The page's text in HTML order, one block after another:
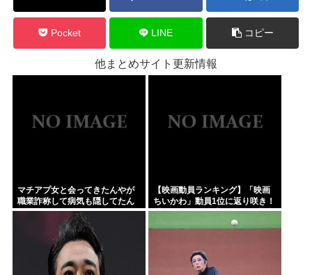
Pocket LINE コピー
他まとめサイト更新情報
マチアプ女と会ってきたんやが
職業詐称して病気も隠してたん
やが
【映画動員ランキング】「映画
ちいかわ」動員1位に返り咲き！
「ミニオンズ」「あの星」「ブ
ルーロック」もランクイン